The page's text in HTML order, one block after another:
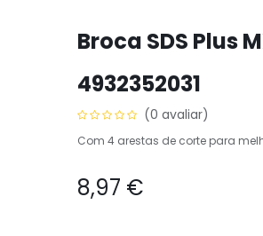
Broca SDS Plus
4932352031
(0 avaliar)
Com 4 arestas de corte para
8,97 €